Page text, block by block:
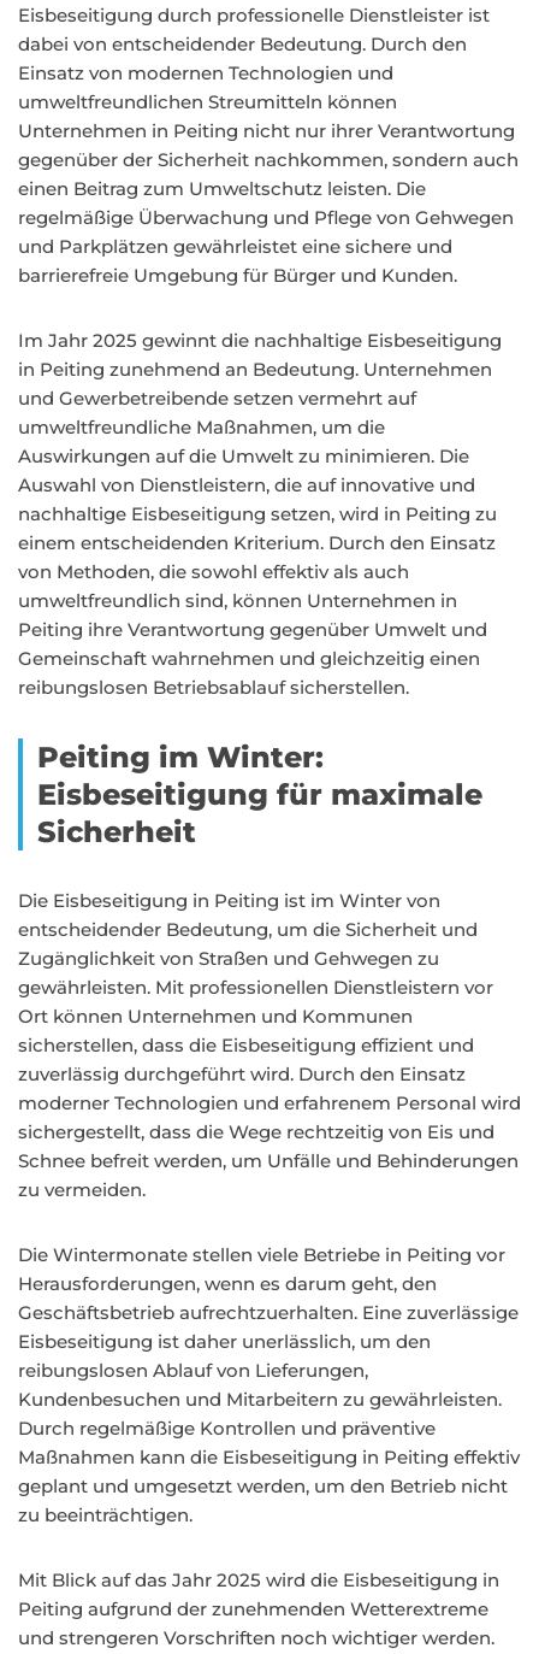
Eisbeseitigung durch professionelle Dienstleister ist
dabei von entscheidender Bedeutung. Durch den
Einsatz von modernen Technologien und
umweltfreundlichen Streumitteln können
Unternehmen in Peiting nicht nur ihrer Verantwortung
gegenüber der Sicherheit nachkommen, sondern auch
einen Beitrag zum Umweltschutz leisten. Die
regelmäßige Überwachung und Pflege von Gehwegen
und Parkplätzen gewährleistet eine sichere und
barrierefreie Umgebung für Bürger und Kunden.
Im Jahr 2025 gewinnt die nachhaltige Eisbeseitigung
in Peiting zunehmend an Bedeutung. Unternehmen
und Gewerbetreibende setzen vermehrt auf
umweltfreundliche Maßnahmen, um die
Auswirkungen auf die Umwelt zu minimieren. Die
Auswahl von Dienstleistern, die auf innovative und
nachhaltige Eisbeseitigung setzen, wird in Peiting zu
einem entscheidenden Kriterium. Durch den Einsatz
von Methoden, die sowohl effektiv als auch
umweltfreundlich sind, können Unternehmen in
Peiting ihre Verantwortung gegenüber Umwelt und
Gemeinschaft wahrnehmen und gleichzeitig einen
reibungslosen Betriebsablauf sicherstellen.
Peiting im Winter:
Eisbeseitigung für maximale
Sicherheit
Die Eisbeseitigung in Peiting ist im Winter von
entscheidender Bedeutung, um die Sicherheit und
Zugänglichkeit von Straßen und Gehwegen zu
gewährleisten. Mit professionellen Dienstleistern vor
Ort können Unternehmen und Kommunen
sicherstellen, dass die Eisbeseitigung effizient und
zuverlässig durchgeführt wird. Durch den Einsatz
moderner Technologien und erfahrenem Personal wird
sichergestellt, dass die Wege rechtzeitig von Eis und
Schnee befreit werden, um Unfälle und Behinderungen
zu vermeiden.
Die Wintermonate stellen viele Betriebe in Peiting vor
Herausforderungen, wenn es darum geht, den
Geschäftsbetrieb aufrechtzuerhalten. Eine zuverlässige
Eisbeseitigung ist daher unerlässlich, um den
reibungslosen Ablauf von Lieferungen,
Kundenbesuchen und Mitarbeitern zu gewährleisten.
Durch regelmäßige Kontrollen und präventive
Maßnahmen kann die Eisbeseitigung in Peiting effektiv
geplant und umgesetzt werden, um den Betrieb nicht
zu beeinträchtigen.
Mit Blick auf das Jahr 2025 wird die Eisbeseitigung in
Peiting aufgrund der zunehmenden Wetterextreme
und strengeren Vorschriften noch wichtiger werden.